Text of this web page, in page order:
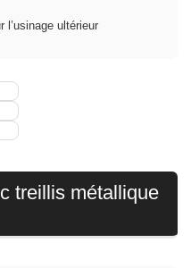
l’usinage ultérieur
treillis métallique